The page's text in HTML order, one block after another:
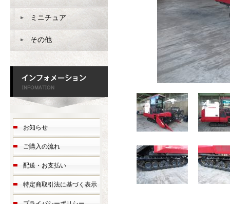
ミニチュア
その他
お知らせ
ご購入の流れ
配送・お支払い
特定商取引法に基づく表示